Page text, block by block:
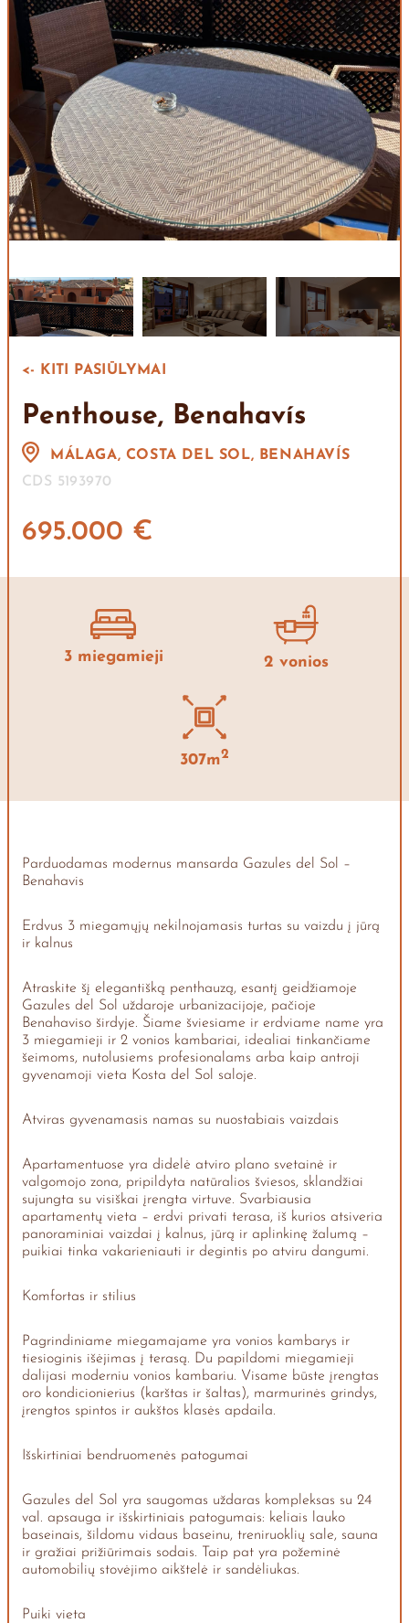
<- KITI PASIŪLYMAI
Penthouse, Benahavís
MÁLAGA, COSTA DEL SOL, BENAHAVÍS
CDS 5193970
695.000 €
3 miegamieji 2 vonios
307m2
Parduodamas modernus mansarda Gazules del Sol –
Benahavis
Erdvus 3 miegamųjų nekilnojamasis turtas su vaizdu į jūrą
ir kalnus
Atraskite šį elegantišką penthauzą, esantį geidžiamoje
Gazules del Sol uždaroje urbanizacijoje, pačioje
Benahaviso širdyje. Šiame šviesiame ir erdviame name yra
3 miegamieji ir 2 vonios kambariai, idealiai tinkančiame
šeimoms, nutolusiems profesionalams arba kaip antroji
gyvenamoji vieta Kosta del Sol saloje.
Atviras gyvenamasis namas su nuostabiais vaizdais
Apartamentuose yra didelė atviro plano svetainė ir
valgomojo zona, pripildyta natūralios šviesos, sklandžiai
sujungta su visiškai įrengta virtuve. Svarbiausia
apartamentų vieta – erdvi privati terasa, iš kurios atsiveria
panoraminiai vaizdai į kalnus, jūrą ir aplinkinę žalumą –
puikiai tinka vakarieniauti ir degintis po atviru dangumi.
Komfortas ir stilius
Pagrindiniame miegamajame yra vonios kambarys ir
tiesioginis išėjimas į terasą. Du papildomi miegamieji
dalijasi moderniu vonios kambariu. Visame būste įrengtas
oro kondicionierius (karštas ir šaltas), marmurinės grindys,
įrengtos spintos ir aukštos klasės apdaila.
Išskirtiniai bendruomenės patogumai
Gazules del Sol yra saugomas uždaras kompleksas su 24
val. apsauga ir išskirtiniais patogumais: keliais lauko
baseinais, šildomu vidaus baseinu, treniruoklių sale, sauna
ir gražiai prižiūrimais sodais. Taip pat yra požeminė
automobilių stovėjimo aikštelė ir sandėliukas.
Puiki vieta